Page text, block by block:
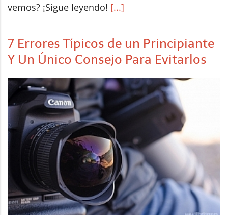
vemos? ¡Sigue leyendo! [...]
7 Errores Típicos de un Principiante
Y Un Único Consejo Para Evitarlos